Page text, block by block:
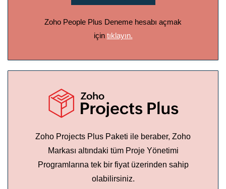
Zoho People Plus Deneme hesabı açmak
için tıklayın.
Zoho Projects Plus Paketi ile beraber, Zoho
Markası altındaki tüm Proje Yönetimi
Programlarına tek bir fiyat üzerinden sahip
olabilirsiniz.